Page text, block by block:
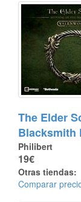
The Elder
Blacksmith
Philibert
19€
Otras tiendas:
Comparar